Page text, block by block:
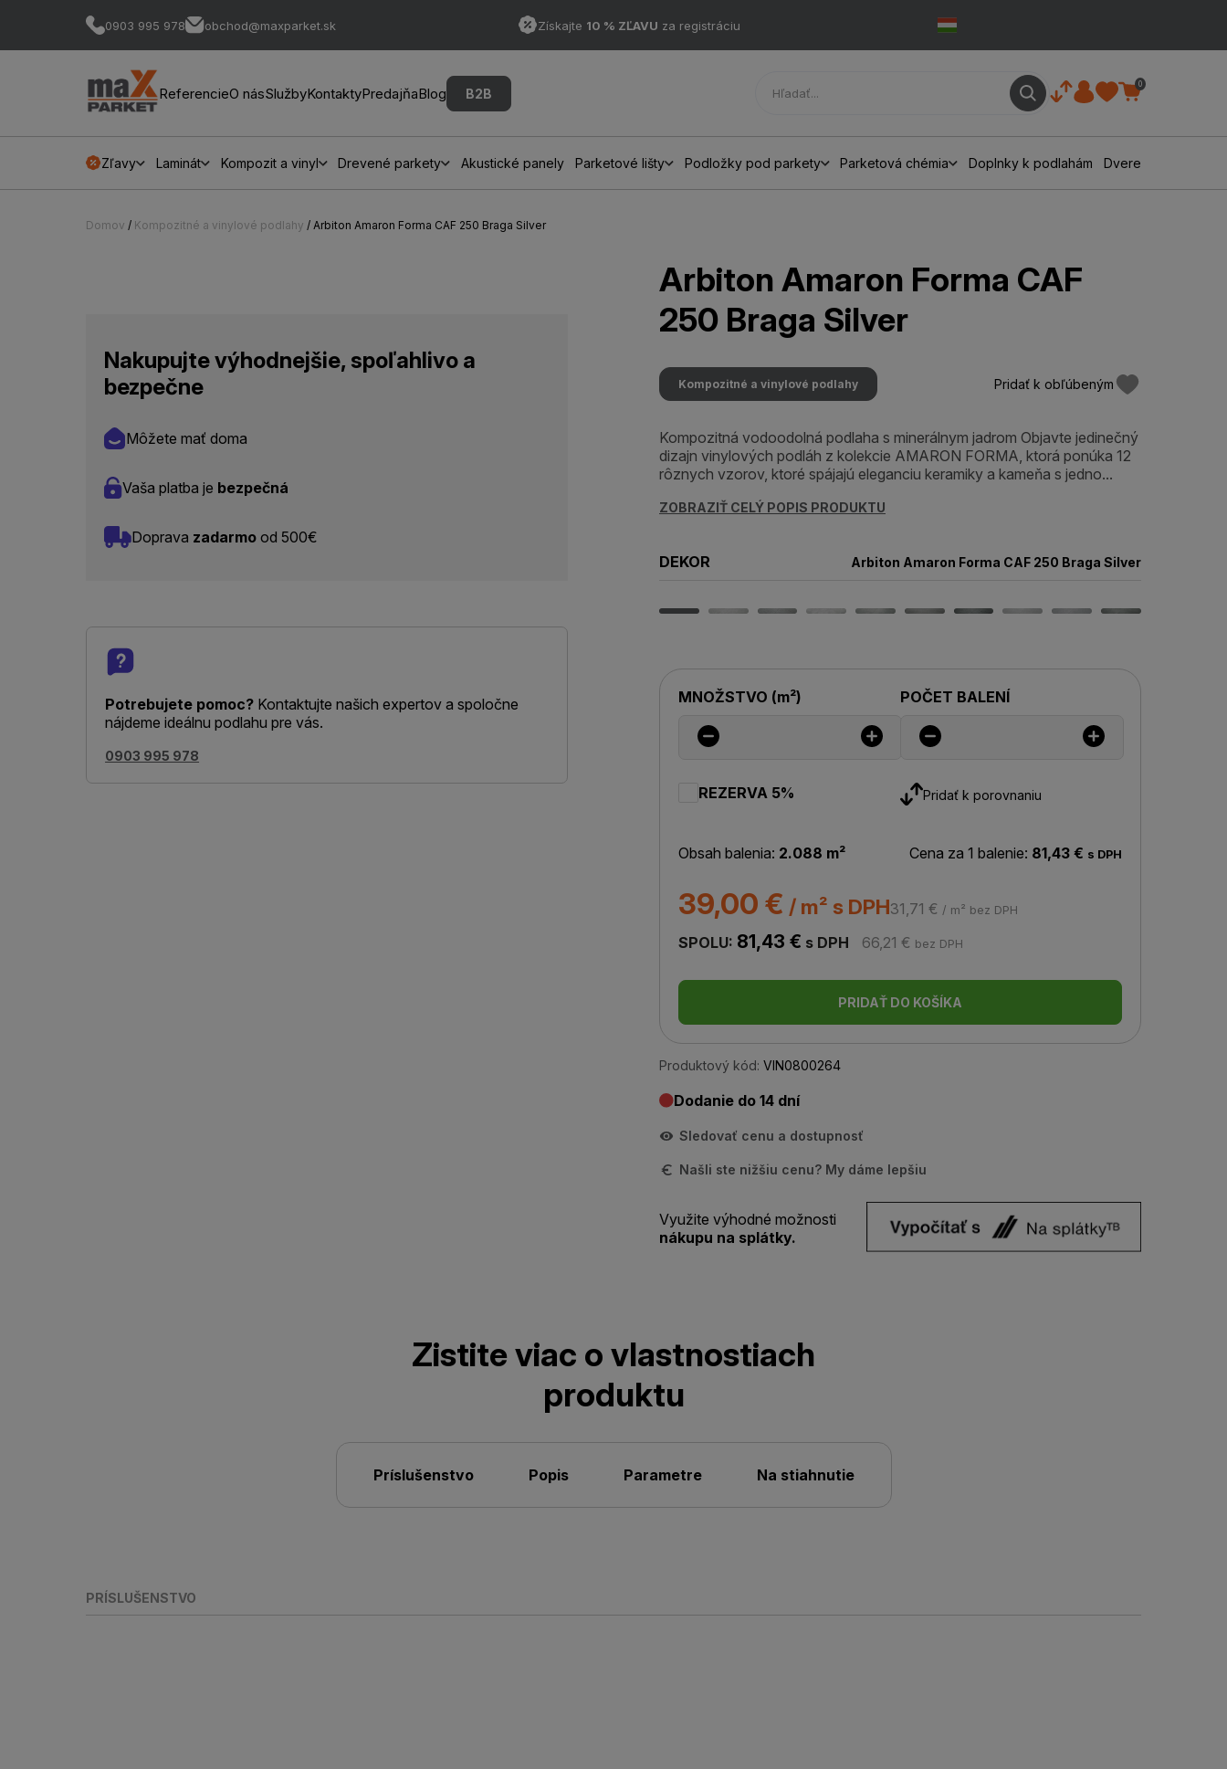
0903 995 978 obchod@maxparket.sk Získajte 10 % ZĽAVU za registráciu
ReferencieO násSlužbyKontaktyPredajňaBlog B2B
0
Zľavy Laminát Kompozit a vinyl Drevené parkety Akustické panely Parketové lišty Podložky pod parkety Parketová chémia Doplnky k podlahám Dvere
Domov / Kompozitné a vinylové podlahy / Arbiton Amaron Forma CAF 250 Braga Silver
Nakupujte výhodnejšie, spoľahlivo a
bezpečne
Môžete mať doma
Vaša platba je bezpečná
Doprava zadarmo od 500€
Potrebujete pomoc? Kontaktujte našich expertov a spoločne
nájdeme ideálnu podlahu pre vás.
0903 995 978
Arbiton Amaron Forma CAF
250 Braga Silver
Kompozitné a vinylové podlahy Pridať k obľúbeným
Kompozitná vodoodolná podlaha s minerálnym jadrom Objavte jedinečný
dizajn vinylových podláh z kolekcie AMARON FORMA, ktorá ponúka 12
rôznych vzorov, ktoré spájajú eleganciu keramiky a kameňa s jedno...
ZOBRAZIŤ CELÝ POPIS PRODUKTU
DEKOR Arbiton Amaron Forma CAF 250 Braga Silver
MNOŽSTVO (m²) POČET BALENÍ
REZERVA 5% Pridať k porovnaniu
Obsah balenia: 2.088 m² Cena za 1 balenie: 81,43 € s DPH
39,00 € / m² s DPH31,71 € / m² bez DPH
SPOLU: 81,43 € s DPH 66,21 € bez DPH
PRIDAŤ DO KOŠÍKA
Produktový kód: VIN0800264
Dodanie do 14 dní
Sledovať cenu a dostupnosť
Našli ste nižšiu cenu? My dáme lepšiu
Využite výhodné možnosti
nákupu na splátky.
Zistite viac o vlastnostiach
produktu
Príslušenstvo Popis Parametre Na stiahnutie
PRÍSLUŠENSTVO